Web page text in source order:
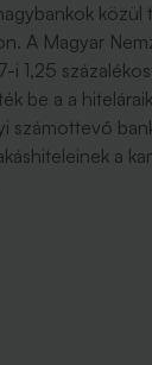
közül
A Magyar
i 1,25
be a a
számottevő
a